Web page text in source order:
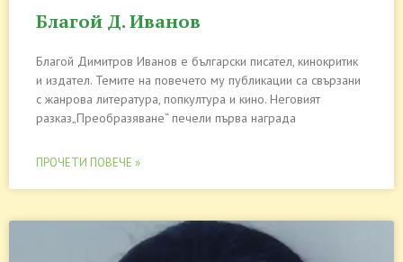
Благой Д. Иванов
Благой Димитров Иванов е български писател, кинокритик
и издател. Темите на повечето му публикации са свързани
с жанрова литература, попкултура и кино. Неговият
разказ„Преобразяване“ печели първа награда
ПРОЧЕТИ ПОВЕЧЕ »